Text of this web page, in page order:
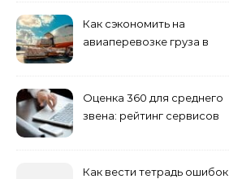
Как сэкономить на
авиаперевозке груза в
Оценка 360 для среднего
звена: рейтинг сервисов
Как вести тетрадь ошибок